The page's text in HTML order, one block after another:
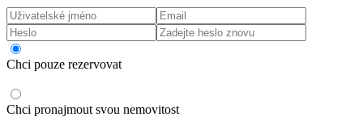
Chci pouze rezervovat
Chci pronajmout svou nemovitost